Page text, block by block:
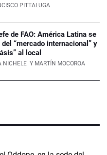
PITTALUGA
de FAO: América Latina se
“mercado internacional” y
al local
NICHELE Y MARTÍN MOCOROA